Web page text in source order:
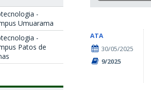
-
Umuarama
-
Patos de
ATA
30/05/2025
9/2025